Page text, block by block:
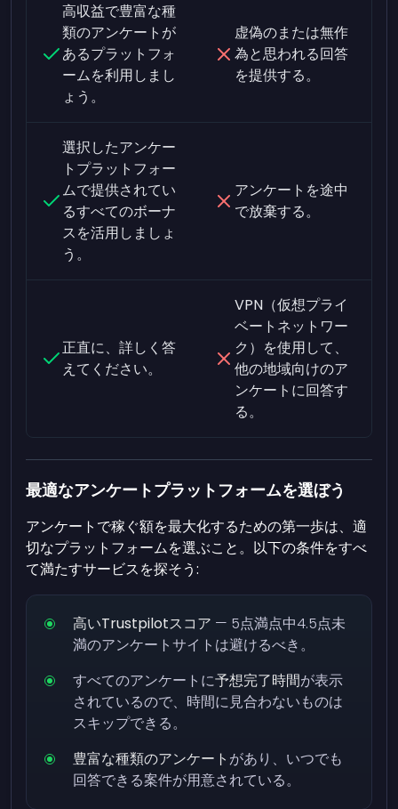
高収益で豊富な種
類のアンケートが
あるプラットフォ
ームを利用しまし
ょう。
虚偽のまたは無作
為と思われる回答
を提供する。
選択したアンケー
トプラットフォー
ムで提供されてい
るすべてのボーナ
スを活用しましょ
う。
アンケートを途中
で放棄する。
正直に、詳しく答
えてください。
VPN（仮想プライ
ベートネットワー
ク）を使用して、
他の地域向けのア
ンケートに回答す
る。
最適なアンケートプラットフォームを選ぼう
アンケートで稼ぐ額を最大化するための第一歩は、適
切なプラットフォームを選ぶこと。以下の条件をすべ
て満たすサービスを探そう:
高いTrustpilotスコア — 5点満点中4.5点未
満のアンケートサイトは避けるべき。
すべてのアンケートに予想完了時間が表示
されているので、時間に見合わないものは
スキップできる。
豊富な種類のアンケートがあり、いつでも
回答できる案件が用意されている。